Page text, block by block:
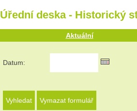
Úřední deska - Historický
Aktuální
Datum: